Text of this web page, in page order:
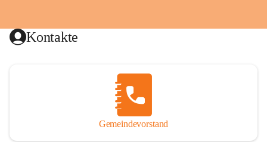
Kontakte
Gemeindevorstand